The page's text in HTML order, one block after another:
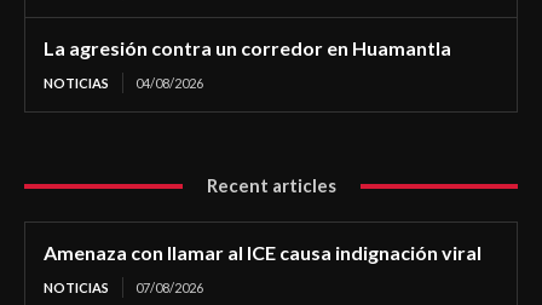
La agresión contra un corredor en Huamantla
NOTICIAS 04/08/2026
Recent articles
Amenaza con llamar al ICE causa indignación viral
NOTICIAS 07/08/2026